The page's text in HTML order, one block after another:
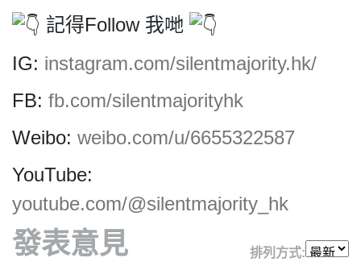
記得Follow 我哋
IG: instagram.com/silentmajority.hk/
FB: fb.com/silentmajorityhk
Weibo: weibo.com/u/6655322587
YouTube:
youtube.com/@silentmajority_hk
發表意見 排列方式: